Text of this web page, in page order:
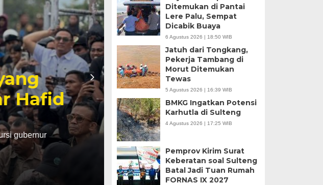
Hafid
gubernur
Kesaksian Buruh
Industri Nikel di
Minggu, 5 Jan 2025 - 18:59 WIB
HARIANSULTENG.COM, MOROWALI – Industri
punggung ekspor nasional. Mantra hilirisasi terus…
Ditemukan di Pantai
Lere Palu, Sempat
Dicabik Buaya
6 Agustus 2026 | 18:50 WIB
Jatuh dari Tongkang,
Pekerja Tambang di
Morut Ditemukan
Tewas
5 Agustus 2026 | 16:39 WIB
BMKG Ingatkan Potensi
Karhutla di Sulteng
4 Agustus 2026 | 17:25 WIB
Pemprov Kirim Surat
Keberatan soal Sulteng
Batal Jadi Tuan Rumah
FORNAS IX 2027